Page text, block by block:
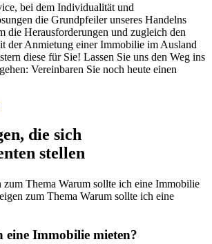
bei dem Individualität und
die Grundpfeiler unseres Handelns
die Herausforderungen und zugleich den
der Anmietung einer Immobilie im Ausland
diese für Sie! Lassen Sie uns den Weg ins
Vereinbaren Sie noch heute einen
die sich
stellen
zum Thema Warum sollte ich eine Immobilie
zum Thema Warum sollte ich eine
eine Immobilie mieten?